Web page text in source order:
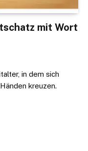
mit Wort
in dem sich
kreuzen.